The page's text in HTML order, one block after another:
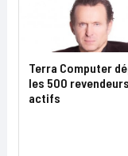
Terra Computer
les 500 revendeurs
actifs